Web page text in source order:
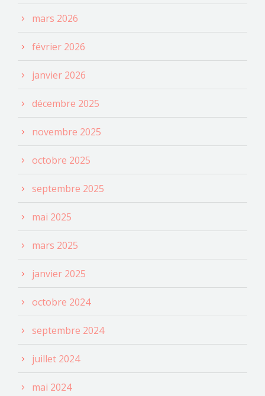
mars 2026
février 2026
janvier 2026
décembre 2025
novembre 2025
octobre 2025
septembre 2025
mai 2025
mars 2025
janvier 2025
octobre 2024
septembre 2024
juillet 2024
mai 2024